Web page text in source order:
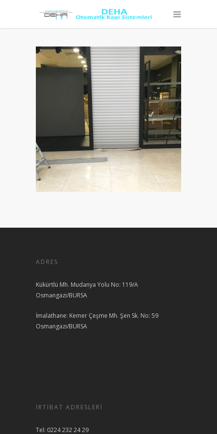
ADRES
Kükürtlü Mh. Mudanya Yolu No: 119/A
Osmangazi/BURSA
İmalathane: Kemer Çeşme Mh. Şen Sk. No: 59
Osmangazi/BURSA
İRTIBAT ADRESLERI
Tel: 0224 232 24 29